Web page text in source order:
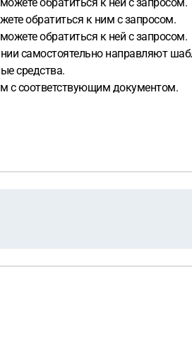
обратиться к ним с запросом.
обратиться к ней с запросом.
самостоятельно направляют
средства.
с соответствующим документом.